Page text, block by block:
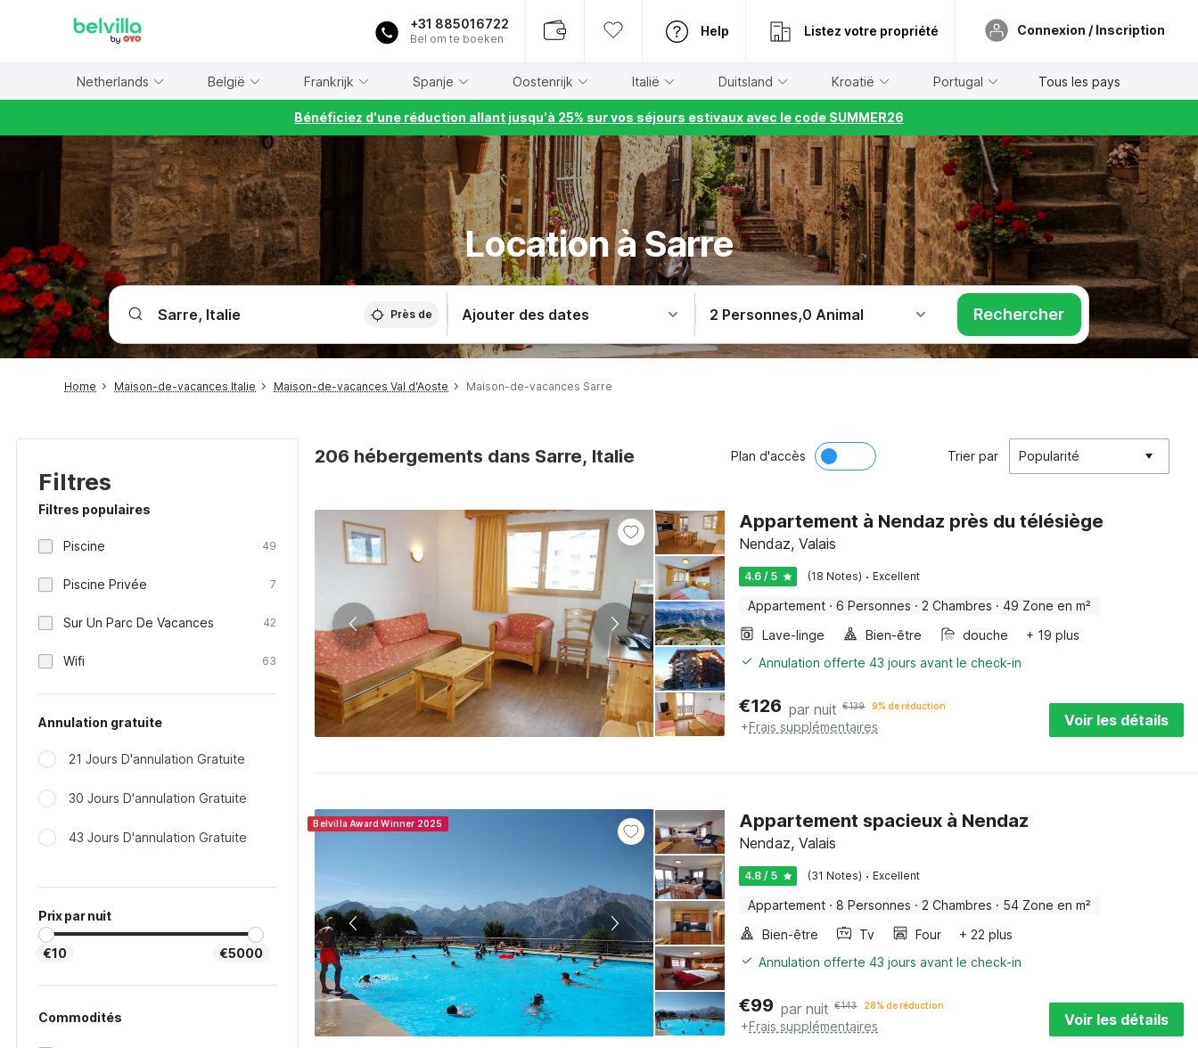
+31 885016722
Bel om te boeken
Help Listez votre propriété Connexion / Inscription
Netherlands België Frankrijk Spanje Oostenrijk Italië Duitsland Kroatië Portugal Tous les pays
Bénéficiez d'une réduction allant jusqu'à 25% sur vos séjours estivaux avec le code SUMMER26
Location à Sarre
Près de Ajouter des dates 2 Personnes,0 Animal Rechercher
Home Maison-de-vacances Italie Maison-de-vacances Val d'Aoste Maison-de-vacances Sarre
Filtres
Filtres populaires
Piscine 49
Piscine Privée 7
Sur Un Parc De Vacances 42
Wifi 63
Annulation gratuite
21 Jours D'annulation Gratuite
30 Jours D'annulation Gratuite
43 Jours D'annulation Gratuite
Prix par nuit
€10 €5000
Commodités
206 hébergements dans Sarre, Italie Plan d'accès Trier par Popularité
Appartement à Nendaz près du télésiège
Nendaz, Valais
4.6 / 5 (18 Notes) · Excellent
Appartement · 6 Personnes · 2 Chambres · 49 Zone en m²
Lave-linge
Bien-être douche
+ 19 plus
Annulation offerte 43 jours avant le check-in
€126 par nuit €139 9% de réduction
+Frais supplémentaires Voir les détails
Belvilla Award Winner 2025 Appartement spacieux à Nendaz
Nendaz, Valais
4.8 / 5 (31 Notes) · Excellent
Appartement · 8 Personnes · 2 Chambres · 54 Zone en m²
Bien-être
Tv Four
+ 22 plus
Annulation offerte 43 jours avant le check-in
€99 par nuit €143 28% de réduction
+Frais supplémentaires Voir les détails